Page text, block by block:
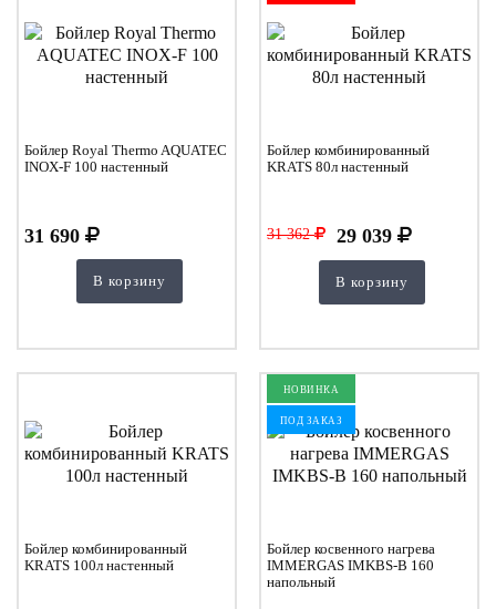
Бойлер Royal Thermo AQUATEC
INOX-F 100 настенный
31 690
В корзину
Бойлер комбинированный
KRATS 80л настенный
31 362 29 039
В корзину
Бойлер комбинированный
KRATS 100л настенный
НОВИНКА
ПОД ЗАКАЗ
Бойлер косвенного нагрева
IMMERGAS IMKBS-B 160
напольный